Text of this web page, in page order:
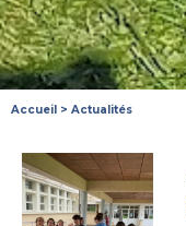
Accueil > Actualités